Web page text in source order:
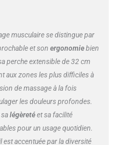
musculaire se distingue par
et son ergonomiebien
perche extensible de 32 cm
aux zones les plus difficiles à
de massage à la fois
les douleurs profondes.
légèretéet sa facilité
pour un usage quotidien.
est accentuée par la diversité